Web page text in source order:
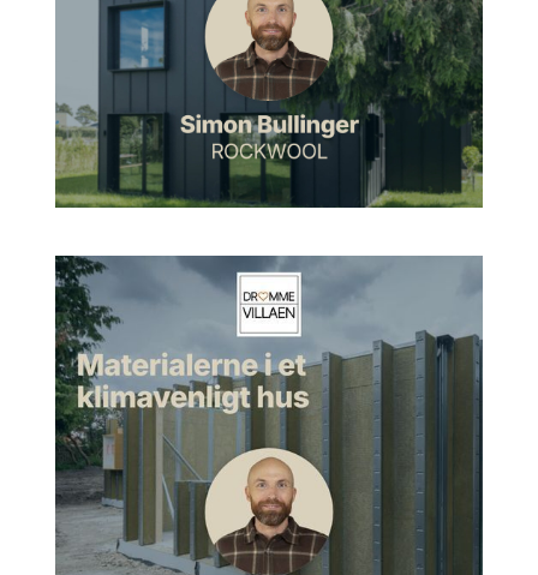
som Vækstfonden, det er altså Danmarks Grønne
Investeringsfond, der så er blevet lagt sammen med
Vækstfonden og som så også er blevet lagt sammen her med
Eksportkreditfonden til Eksport- og Investeringsfonden.
Morten: Ja, okay. Så det vil sige bæredygtighed, det er det,
der står dit hjerte tæt.
Linda:Ja, nært. Ja.
Linda:Ja, præcis. Altså, både privat, men også bestemt
professionelt på mit arbejde, der arbejder jeg rigtig meget
med bæredygtighed.
Morten:Ja. Er det noget, der sådan, startede det allerede i
studietiden, den interesse for det her, eller er det noget, der er
kommet senere hen?
Linda:Nej, det startede egentlig meget tidligt. Jeg vil sige, jeg
egentlig altid har været interesseret i det helt fra
gymnasietiden, hvor jeg begyndte at fatte interesse for det her
med, at vi påvirker som mennesker, og også det her med,
jamen, hvordan er det så, man kan opgøre det? Så også den
der kvantitative del af bæredygtigheden.